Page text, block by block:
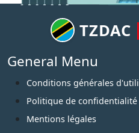
TZDAC
General Menu
Conditions générales
Politique de
Mentions légales